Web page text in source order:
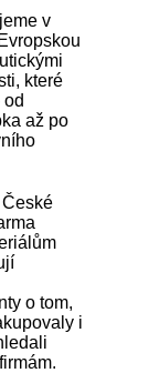
v
které
až po
o tom,
i